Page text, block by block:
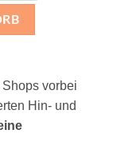
vorbei
Hin- und